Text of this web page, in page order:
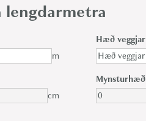
m
Hæð veggjar
cm
Mynsturhæð